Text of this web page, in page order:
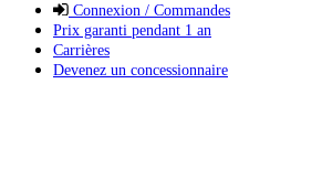
Connexion / Commandes
Prix garanti pendant 1 an
Carrières
Devenez un concessionnaire